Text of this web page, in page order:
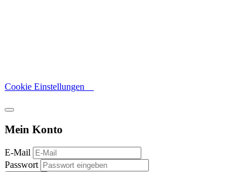
Cookie Einstellungen
Mein Konto
E-Mail
Passwort